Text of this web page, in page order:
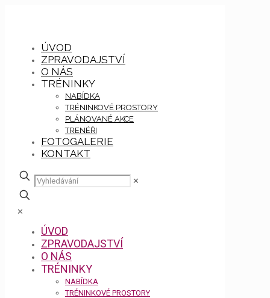
ÚVOD
ZPRAVODAJSTVÍ
O NÁS
TRÉNINKY
NABÍDKA
TRÉNINKOVÉ PROSTORY
PLÁNOVANÉ AKCE
TRENÉŘI
FOTOGALERIE
KONTAKT
✕
✕
ÚVOD
ZPRAVODAJSTVÍ
O NÁS
TRÉNINKY
NABÍDKA
TRÉNINKOVÉ PROSTORY